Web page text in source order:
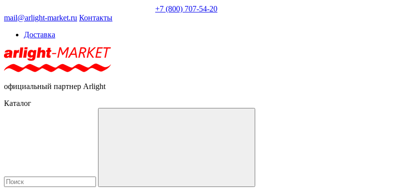
+7 (800) 707-54-20
mail@arlight-market.ru Контакты
Доставка
официальный партнер Arlight
Каталог